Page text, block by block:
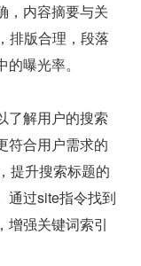
，内容摘要与关
排版合理，段落
曝光率。
了解用户的搜索
符合用户需求的
提升搜索标题的
通过site指令找到
增强关键词索引